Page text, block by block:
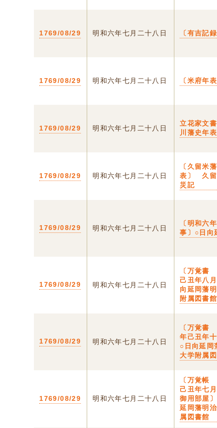
1769/08/29 明和六年七月二十八日 〔有吉記
1769/08/29 明和六年七月二十八日 〔米府年
1769/08/29 明和六年七月二十八日
立花家文
川藩史年
1769/08/29 明和六年七月二十八日
〔久留米
表〕 久留
災記
1769/08/29 明和六年七月二十八日
〔明和六
事〕○日向
1769/08/29 明和六年七月二十八日
〔万覚書
己丑年八
向延岡藩
附属図書館
1769/08/29 明和六年七月二十八日
〔万覚書
年己丑年
○日向延岡
大学附属
1769/08/29 明和六年七月二十八日
〔万覚帳
己丑年七
御用部屋
延岡藩明
属図書館